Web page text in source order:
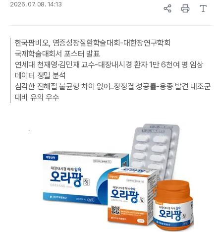
2026. 07. 08. 14:13
한국팜비오, 염증성장질환학술대회-대한장연구학회
국제학술대회서 포스터 발표
연세대 천재영·김민재 교수-대장내시경 환자 1만 6천여 명 임상
데이터 정밀 분석
심각한 전해질 불균형 차이 없어..장정결 성공률-용종 발견 대조군
대비 유의 우수